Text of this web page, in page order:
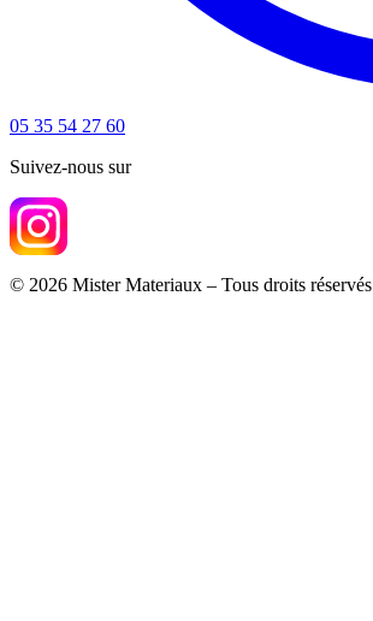
05 35 54 27 60
Suivez-nous sur
© 2026 Mister Materiaux – Tous droits réservés